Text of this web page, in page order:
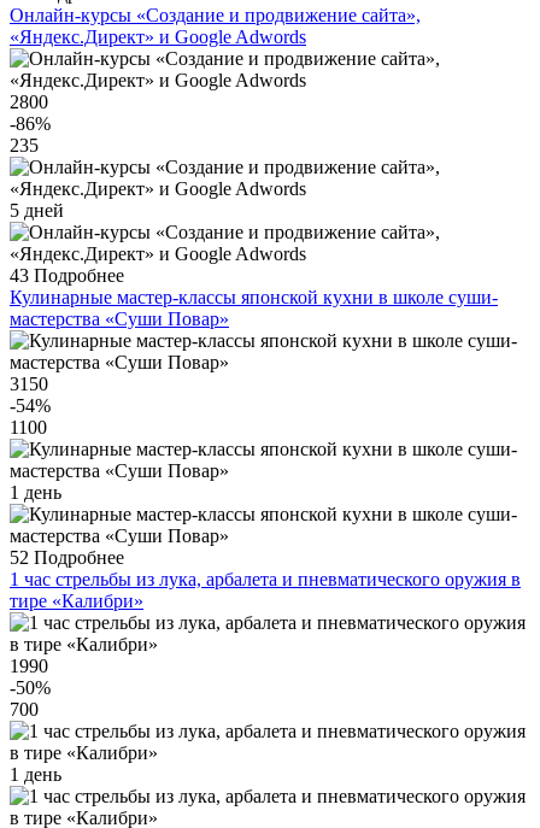
Онлайн-курсы «Создание и продвижение сайта»,
«Яндекс.Директ» и Google Adwords
2800
-86%
235
5 дней
43 Подробнее
Кулинарные мастер-классы японской кухни в школе суши-
мастерства «Суши Повар»
3150
-54%
1100
1 день
52 Подробнее
1 час стрельбы из лука, арбалета и пневматического оружия в
тире «Калибри»
1990
-50%
700
1 день